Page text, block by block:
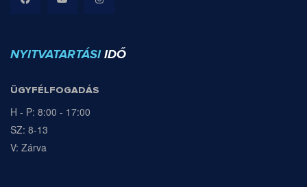
NYITVATARTÁSI IDŐ
ÜGYFÉLFOGADÁS
H - P: 8:00 - 17:00
SZ: 8-13
V: Zárva